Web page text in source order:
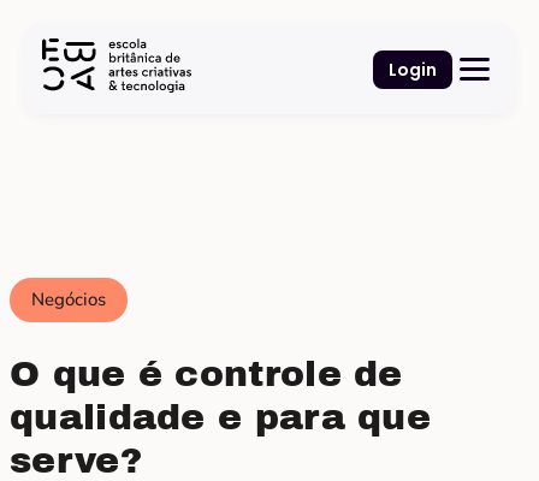
Login
Negócios
O que é controle de
qualidade e para que
serve?